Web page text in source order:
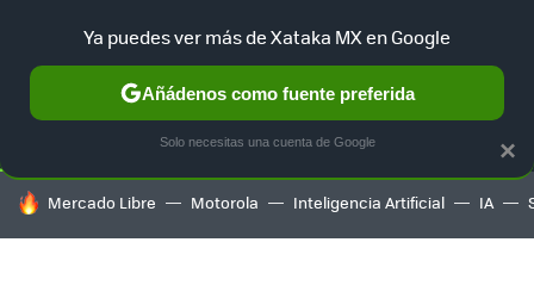
SELECCIÓN GAMING HOME AUTO TERRITORIO
HOY SE HABLA DE
Mercado Libre Motorola Inteligencia Artificial IA
×
Ya puedes ver más de Xataka MX en Google
Añádenos como fuente preferida
Solo necesitas una cuenta de Google